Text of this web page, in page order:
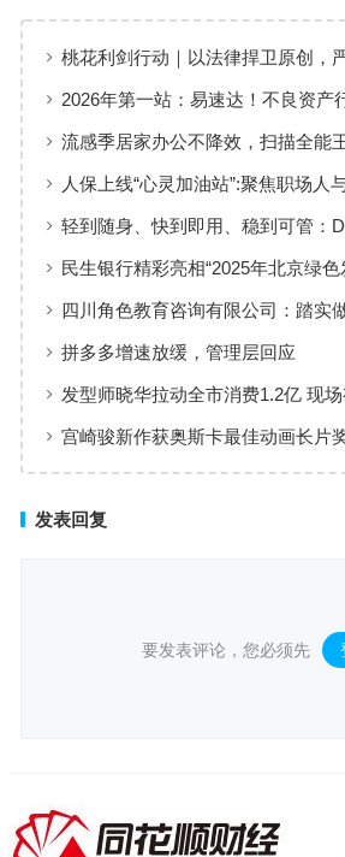
桃花利剑行动｜以法律捍卫原创，
2026年第一站：易速达！不良资产
已出现
流感季居家办公不降效，扫描全能
工作
人保上线“心灵加油站”:聚焦职场人
否打破行业惯性?
轻到随身、快到即用、稳到可管：
AI一条更短的落地路径
民生银行精彩亮相“2025年北京绿
业博览会”，共筑绿色经济新标杆
四川角色教育咨询有限公司：踏实
拼多多增速放缓，管理层回应
发型师晓华拉动全市消费1.2亿 现
宫崎骏新作获奥斯卡最佳动画长片
发表回复
要发表评论，您必须先